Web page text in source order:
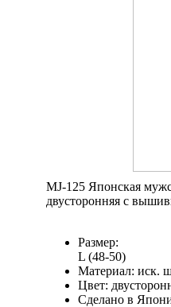
MJ-125 Японская
двусторонняя с
Размер:
L (48-50)
Материал: иск.
Цвет:
Сделано в